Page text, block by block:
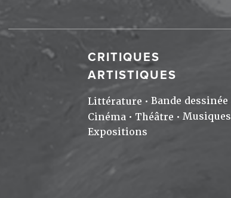
CRITIQUES
ARTISTIQUES
Littérature
Bande dessinée
Cinéma
Théâtre
Musiques
Expositions